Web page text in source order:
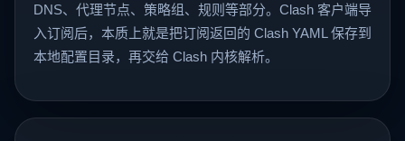
DNS、代理节点、策略组、规则等部分。Clash 客户端导
入订阅后，本质上就是把订阅返回的 Clash YAML 保存到
本地配置目录，再交给 Clash 内核解析。